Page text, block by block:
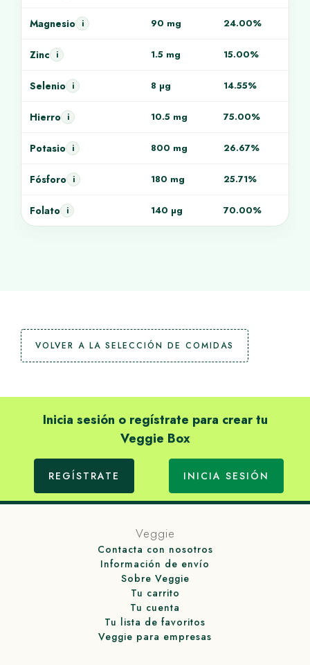
Magnesio i 90 mg 24.00%
Zinc i 1.5 mg 15.00%
Selenio i 8 µg 14.55%
Hierro i 10.5 mg 75.00%
Potasio i 800 mg 26.67%
Fósforo i 180 mg 25.71%
Folato i 140 µg 70.00%
VOLVER A LA SELECCIÓN DE COMIDAS
Inicia sesión o regístrate para crear tu
Veggie Box
REGÍSTRATE INICIA SESIÓN
Veggie
Contacta con nosotros
Información de envío
Sobre Veggie
Tu carrito
Tu cuenta
Tu lista de favoritos
Veggie para empresas